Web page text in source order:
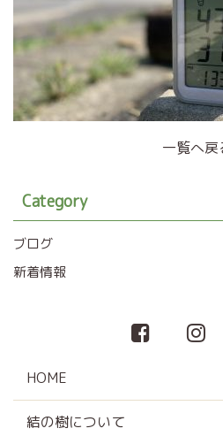
一覧へ戻
Category
ブログ
新着情報
HOME
結の樹について